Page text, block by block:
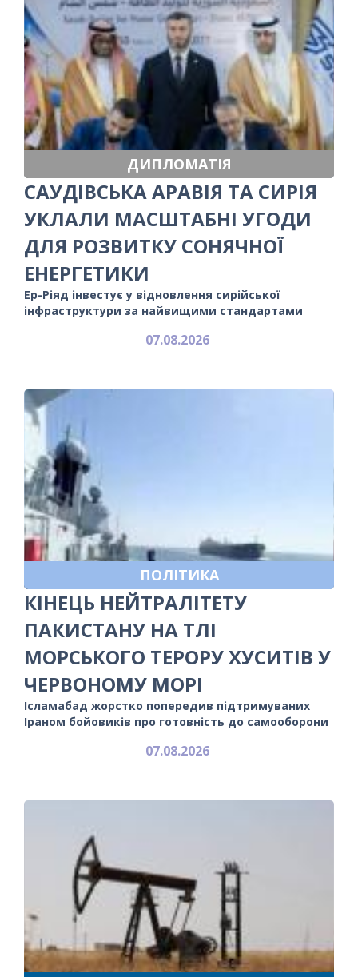
ДИПЛОМАТІЯ
САУДІВСЬКА АРАВІЯ ТА СИРІЯ
УКЛАЛИ МАСШТАБНІ УГОДИ
ДЛЯ РОЗВИТКУ СОНЯЧНОЇ
ЕНЕРГЕТИКИ
Ер-Ріяд інвестує у відновлення сирійської
інфраструктури за найвищими стандартами
07.08.2026
ПОЛІТИКА
КІНЕЦЬ НЕЙТРАЛІТЕТУ
ПАКИСТАНУ НА ТЛІ
МОРСЬКОГО ТЕРОРУ ХУСИТІВ У
ЧЕРВОНОМУ МОРІ
Ісламабад жорстко попередив підтримуваних
Іраном бойовиків про готовність до самооборони
07.08.2026